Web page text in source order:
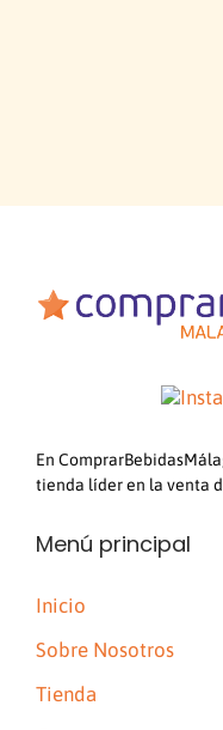
En
tienda líder en la venta
Menú principal
Inicio
Sobre Nosotros
Tienda